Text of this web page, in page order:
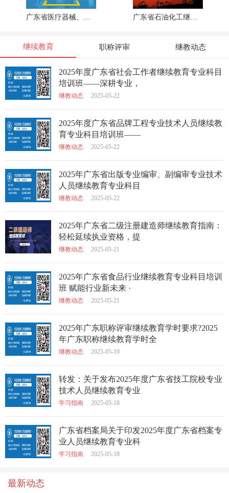
继续教育 职称评审 继教动态
2025年度广东省社会工作者继续教育专业科目
培训班——深耕专业，
继教动态 2025-05-22
2025年度广东省品牌工程专业技术人员继续教
育专业科目培训班——
继教动态 2025-05-22
2025年广东省出版专业编审、副编审专业技术
人员继续教育专业科目
继教动态 2025-05-22
2025年广东省二级注册建造师继续教育指南：
轻松延续执业资格，提
继教动态 2025-05-21
2025年广东省食品行业继续教育专业科目培训
班 赋能行业新未来 ·
继教动态 2025-05-21
2025年广东职称评审继续教育学时要求?2025
年广东职称继续教育学时全
继教动态 2025-05-19
转发：关于发布2025年度广东省技工院校专业
技术人员继续教育专业
学习指南 2025-05-18
广东省档案局关于印发2025年度广东省档案专
业人员继续教育专业科
学习指南 2025-05-18
最新动态